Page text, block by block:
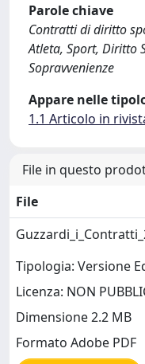
Parole chiave
Contratti di diritto
Atleta, Sport, Diritto
Sopravvenienze
Appare nelle
1.1 Articolo in
File in questo
File
Tipologia: Versione
Licenza: NON
Dimensione 2.2 MB
Formato Adobe PDF